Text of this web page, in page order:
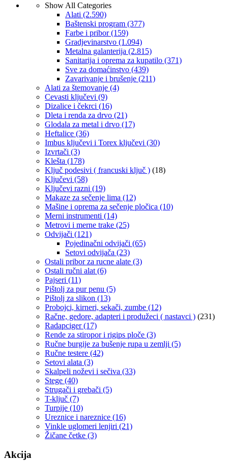
Show All Categories
Alati (2.590)
Baštenski program (377)
Farbe i pribor(159)
Gradjevinarstvo (1.094)
Metalna galanterija (2.815)
Sanitarija i oprema za kupatilo (371)
Sve za domaćinstvo (439)
Zavarivanje i brušenje (211)
Alati za štemovanje (4)
Cevasti ključevi (9)
Dizalice i čekrci (16)
Dleta i renda za drvo (21)
Glodala za metal i drvo (17)
Heftalice (36)
Imbus ključevi i Torex ključevi (30)
Izvrtači (3)
Klešta (178)
Ključ podesivi ( francuski ključ ) (18)
Ključevi (58)
Ključevi razni (19)
Makaze za sečenje lima (12)
Mašine i oprema za sečenje pločica (10)
Merni instrumenti (14)
Metrovi i merne trake (25)
Odvijači (121)
Pojedinačni odvijači (65)
Setovi odvijača (23)
Ostali pribor za rucne alate (3)
Ostali ručni alat (6)
Pajseri (11)
Pištolj za pur penu (5)
Pištolj za slikon (13)
Probojci, kirneri, sekači, zumbe (12)
Račne, gedore, adapteri i produžeci ( nastavci ) (231)
Radapciger(17)
Rende za stiropor i rigips ploče (3)
Ručne burgije za bušenje rupa u zemlji (5)
Ručne testere (42)
Setovi alata (3)
Skalpeli noževi i sečiva (33)
Stege (40)
Strugači i grebači (5)
T-ključ (7)
Turpije (10)
Ureznice i nareznice (16)
Vinkle uglomeri lenjiri (21)
Žičane četke (3)
Akcija